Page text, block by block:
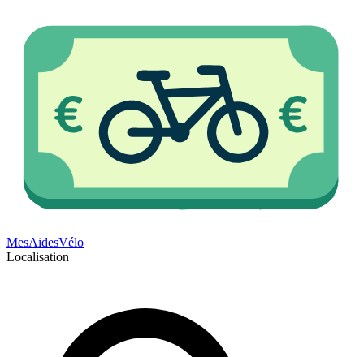
MesAidesVélo
Localisation